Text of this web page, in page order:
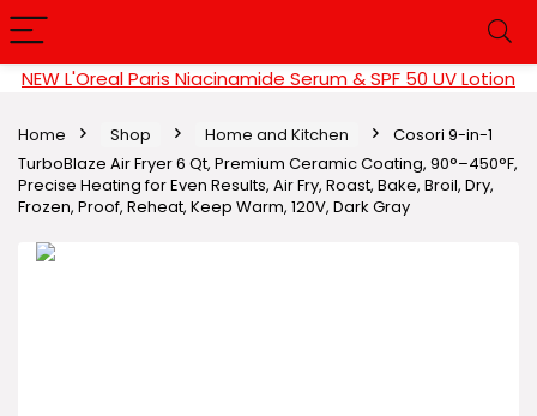
NEW L'Oreal Paris Niacinamide Serum & SPF 50 UV Lotion
Home Shop Home and Kitchen
Cosori 9-in-1
TurboBlaze Air Fryer 6 Qt, Premium Ceramic Coating, 90°–450°F,
Precise Heating for Even Results, Air Fry, Roast, Bake, Broil, Dry,
Frozen, Proof, Reheat, Keep Warm, 120V, Dark Gray